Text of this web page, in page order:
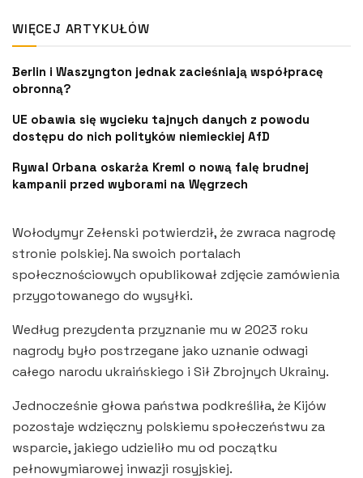
WIĘCEJ ARTYKUŁÓW
Berlin i Waszyngton jednak zacieśniają współpracę
obronną?
UE obawia się wycieku tajnych danych z powodu
dostępu do nich polityków niemieckiej AfD
Rywal Orbana oskarża Kreml o nową falę brudnej
kampanii przed wyborami na Węgrzech
Wołodymyr Zełenski potwierdził, że zwraca nagrodę
stronie polskiej. Na swoich portalach
społecznościowych opublikował zdjęcie zamówienia
przygotowanego do wysyłki.
Według prezydenta przyznanie mu w 2023 roku
nagrody było postrzegane jako uznanie odwagi
całego narodu ukraińskiego i Sił Zbrojnych Ukrainy.
Jednocześnie głowa państwa podkreśliła, że ​​Kijów
pozostaje wdzięczny polskiemu społeczeństwu za
wsparcie, jakiego udzieliło mu od początku
pełnowymiarowej inwazji rosyjskiej.